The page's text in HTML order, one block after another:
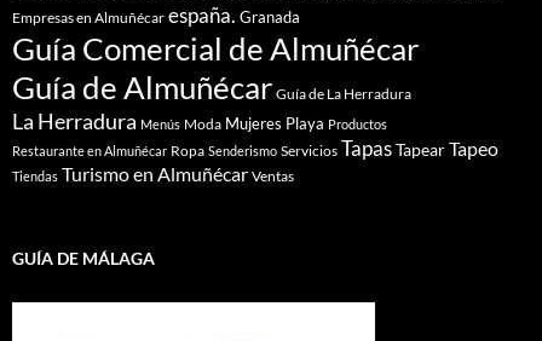
Empresas en Almuñécar españa. Granada
Guía Comercial de Almuñécar
Guía de Almuñécar Guía de La Herradura
La Herradura Menús Moda Mujeres Playa Productos
Restaurante en Almuñécar Ropa Senderismo Servicios TapasTapearTapeo
Tiendas Turismo en Almuñécar Ventas
GUÍA DE MÁLAGA